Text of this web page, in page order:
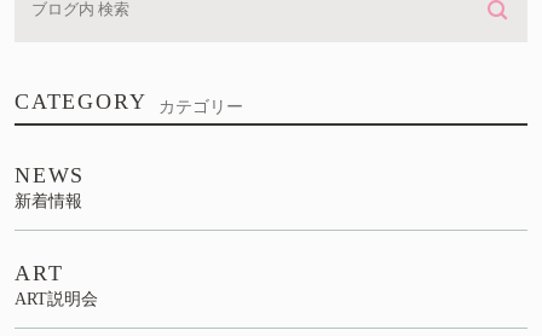
CATEGORY カテゴリー
NEWS
新着情報
ART
ART説明会